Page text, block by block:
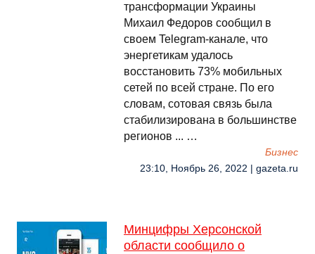
трансформации Украины
Михаил Федоров сообщил в
своем Telegram-канале, что
энергетикам удалось
восстановить 73% мобильных
сетей по всей стране. По его
словам, сотовая связь была
стабилизирована в большинстве
регионов ... …
Бизнес
23:10, Ноябрь 26, 2022 | gazeta.ru
Минцифры Херсонской
области сообщило о